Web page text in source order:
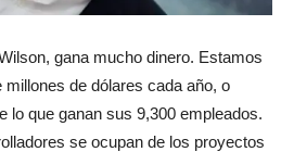
gana mucho dinero. Estamos
millones de dólares cada año, o
lo que ganan sus 9,300 empleados.
se ocupan de los proyectos